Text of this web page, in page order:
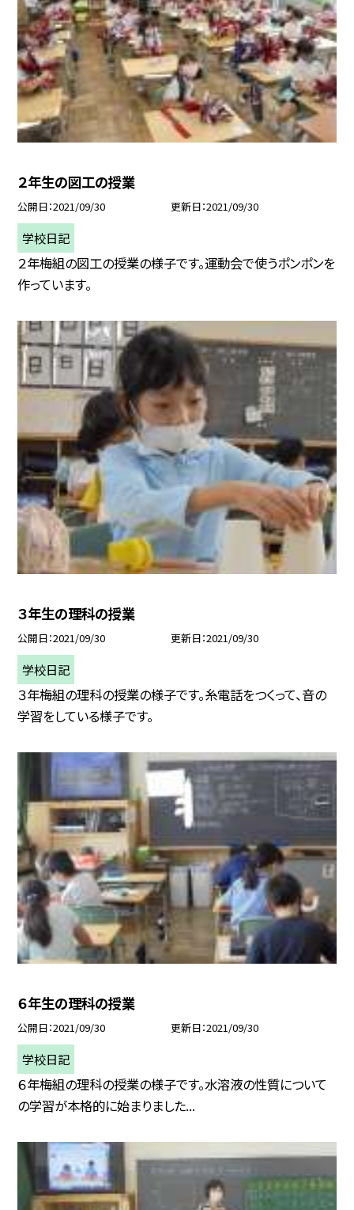
２年生の図工の授業
公開日 2021/09/30 更新日 2021/09/30
学校日記
２年梅組の図工の授業の様子です。運動会で使うポンポンを
作っています。
３年生の理科の授業
公開日 2021/09/30 更新日 2021/09/30
学校日記
３年梅組の理科の授業の様子です。糸電話をつくって、音の
学習をしている様子です。
６年生の理科の授業
公開日 2021/09/30 更新日 2021/09/30
学校日記
６年梅組の理科の授業の様子です。水溶液の性質について
の学習が本格的に始まりました...